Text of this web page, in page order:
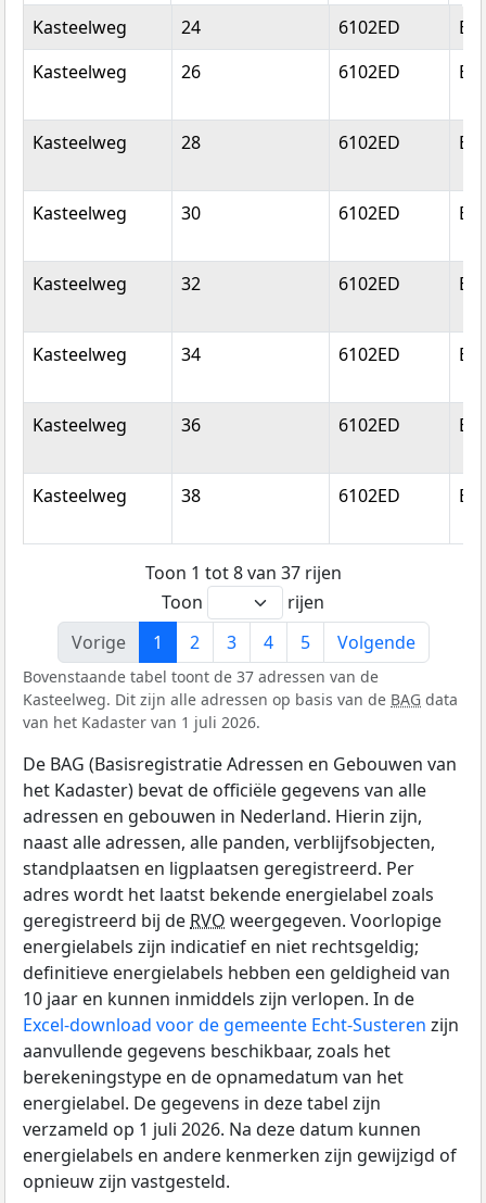
Straatnaam
Huisnummer Postcode
Kasteelweg 24 6102ED
Kasteelweg
26 6102ED
Kasteelweg 28 6102ED
Kasteelweg 30 6102ED
Kasteelweg 32 6102ED
Kasteelweg 34 6102ED
Kasteelweg 36 6102ED
Kasteelweg 38 6102ED
Toon 1 tot 8 van 37 rijen
Toon
rijen
Vorige
1 2 3 4 5 Volgende
Bovenstaande tabel toont de 37 adressen van de
Kasteelweg. Dit zijn alle adressen op basis van de BAG data
van het Kadaster van 1 juli 2026.
De BAG (Basisregistratie Adressen en Gebouwen van
het Kadaster) bevat de officiële gegevens van alle
adressen en gebouwen in Nederland. Hierin zijn,
naast alle adressen, alle panden, verblijfsobjecten,
standplaatsen en ligplaatsen geregistreerd. Per
adres wordt het laatst bekende energielabel zoals
geregistreerd bij de RVO weergegeven. Voorlopige
energielabels zijn indicatief en niet rechtsgeldig;
definitieve energielabels hebben een geldigheid van
10 jaar en kunnen inmiddels zijn verlopen. In de
Excel-download voor de gemeente Echt-Susteren zijn
aanvullende gegevens beschikbaar, zoals het
berekeningstype en de opnamedatum van het
energielabel. De gegevens in deze tabel zijn
verzameld op 1 juli 2026. Na deze datum kunnen
energielabels en andere kenmerken zijn gewijzigd of
opnieuw zijn vastgesteld.